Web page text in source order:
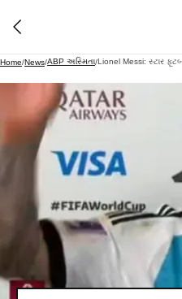
Home/News/ABP અસ્મિતા/